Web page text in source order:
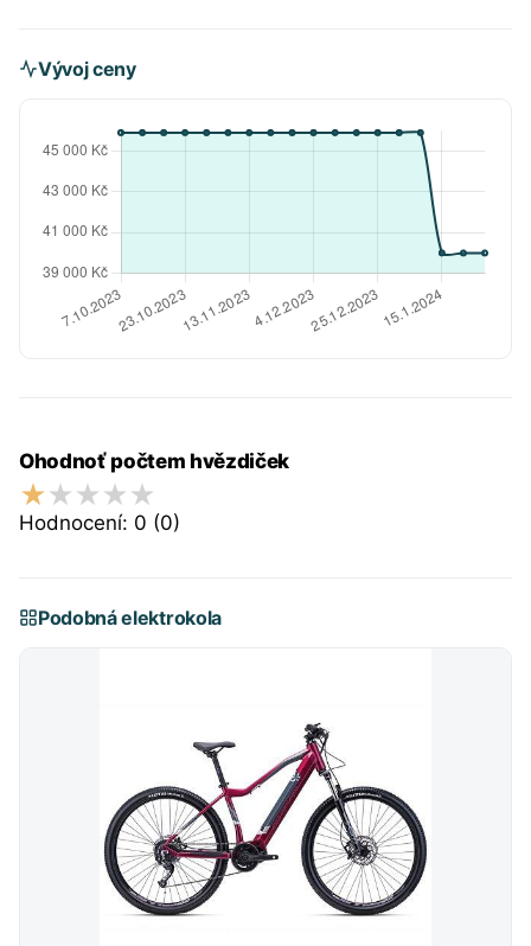
Vývoj ceny
Ohodnoť počtem hvězdiček
Hodnocení: 0 (0)
Podobná elektrokola